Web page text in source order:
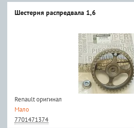
Шестерня распредвала 1,6
Renault оригинал
Мало
7701471374